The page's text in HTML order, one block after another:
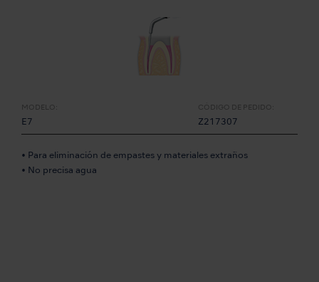
MODELO:
E7
CÓDIGO DE PEDIDO:
Z217307
• Para eliminación de empastes y materiales extraños
• No precisa agua